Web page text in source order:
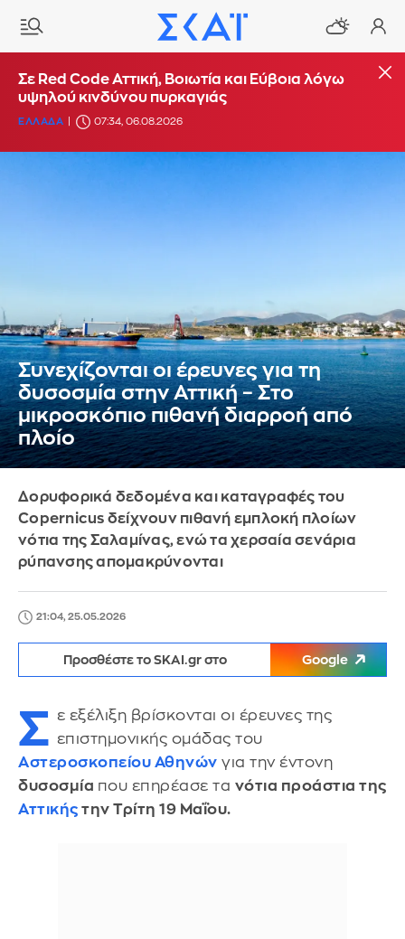
Σε Red Code Αττική, Βοιωτία και Εύβοια λόγω
υψηλού κινδύνου πυρκαγιάς
ΕΛΛΑΔΑ 07:34, 06.08.2026
Συνεχίζονται οι έρευνες για τη
δυσοσμία στην Αττική – Στο
μικροσκόπιο πιθανή διαρροή από
πλοίο
Δορυφορικά δεδομένα και καταγραφές του
Copernicus δείχνουν πιθανή εμπλοκή πλοίων
νότια της Σαλαμίνας, ενώ τα χερσαία σενάρια
ρύπανσης απομακρύνονται
21:04, 25.05.2026
Προσθέστε το SKAI.gr στο Google
Σ ε εξέλιξη βρίσκονται οι έρευνες της
επιστημονικής ομάδας του
Αστεροσκοπείου Αθηνών για την έντονη
δυσοσμία που επηρέασε τα νότια προάστια της
Αττικής την Τρίτη 19 Μαΐου.